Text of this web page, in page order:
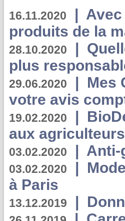
16.11.2020 |
produits de la
28.10.2020 |
plus
29.06.2020 | Mes
votre avis
19.02.2020 |
aux
03.02.2020 | Anti-
03.02.2020 |
à Paris
13.12.2019 |